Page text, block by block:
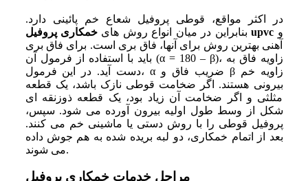
در اکثر مواقع، قوطی پروفیل شعاع خم پائینی دارد.
بنابراین در میان انواع روش‌ های خمکاری پروفیل upvc
آهنی بهترین روش برای آنها، فاق ‌بری است. برای فاق‌ بری
باید با استفاده از فرمول آن (α = 180 – β)، زاویه فاق به
‌دست آید. در این فرمول، α ضریب فاق و β زاویه خم
بیرونی هستند. اگر ضخامت قوطی نازک باشد، یک قطعه
مثلثی و اگر ضخامت آن زیاد بود، یک قطعه ذوزنقه‌ ای
شکل از وسط طول اولیه بیرون آورده می‌ شود. سپس،
پروفیل قوطی را با روش دستی یا ماشینی خم می‌ کنند.
بعد از اتمام خمکاری، دو لبه بریده‌ شده به هم جوش داده
می‌ شوند.
مراحل خدمات خمکاری پروفیل